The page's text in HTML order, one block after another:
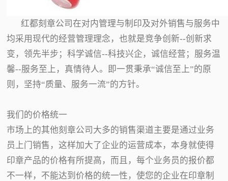
红都刻章公司在对内管理与制印及对外销售与服务中
均采用现代的经营管理理念，也就是竞争创新--创新求
变，领先半步；科学诚信--科技兴企，诚信经营；服务温
馨--服务至上，真情待人。即一贯秉承“诚信至上”的原
则，坚持“质量、服务一流”的方针。
我们的价格统一
市场上的其他刻章公司大多的销售渠道主要是通过业务
员上门销售，这样加大了企业的运营成本，本身就使得
印章产品的价格有所提高，而且，每个业务员的报价都
不一样，不能达到价格的统一性，使您的企业在印章制